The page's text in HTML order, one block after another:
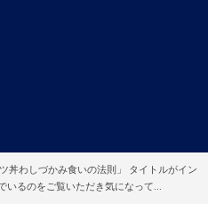
ツ丼わしづかみ食いの法則」 タイトルがイン
るのをご覧いただき気になって...